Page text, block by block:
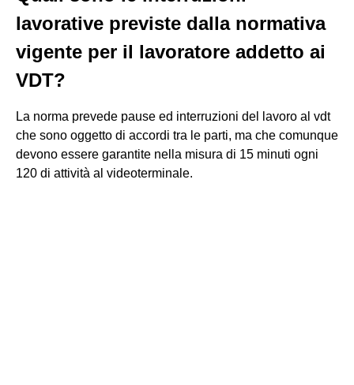
lavorative previste dalla normativa
vigente per il lavoratore addetto ai
VDT?
La norma prevede pause ed interruzioni del lavoro al vdt
che sono oggetto di accordi tra le parti, ma che comunque
devono essere garantite nella misura di 15 minuti ogni
120 di attività al videoterminale.